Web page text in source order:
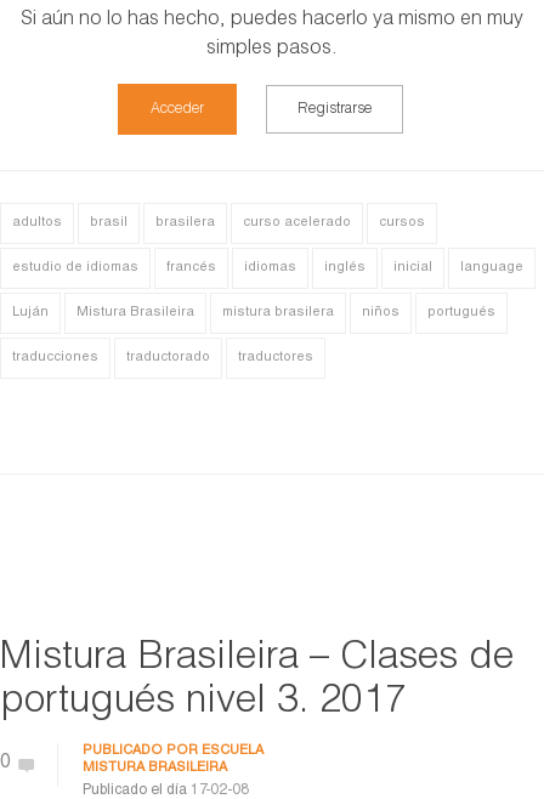
Si aún no lo has hecho, puedes hacerlo ya mismo en muy
simples pasos.
Acceder Registrarse
adultos brasil brasilera curso acelerado cursos
estudio de idiomas francés idiomas inglés inicial language
Luján Mistura Brasileira mistura brasilera niños portugués
traducciones traductorado traductores
Mistura Brasileira – Clases de
portugués nivel 3. 2017
0
PUBLICADO POR ESCUELA
MISTURA BRASILEIRA
Publicado el día 17-02-08